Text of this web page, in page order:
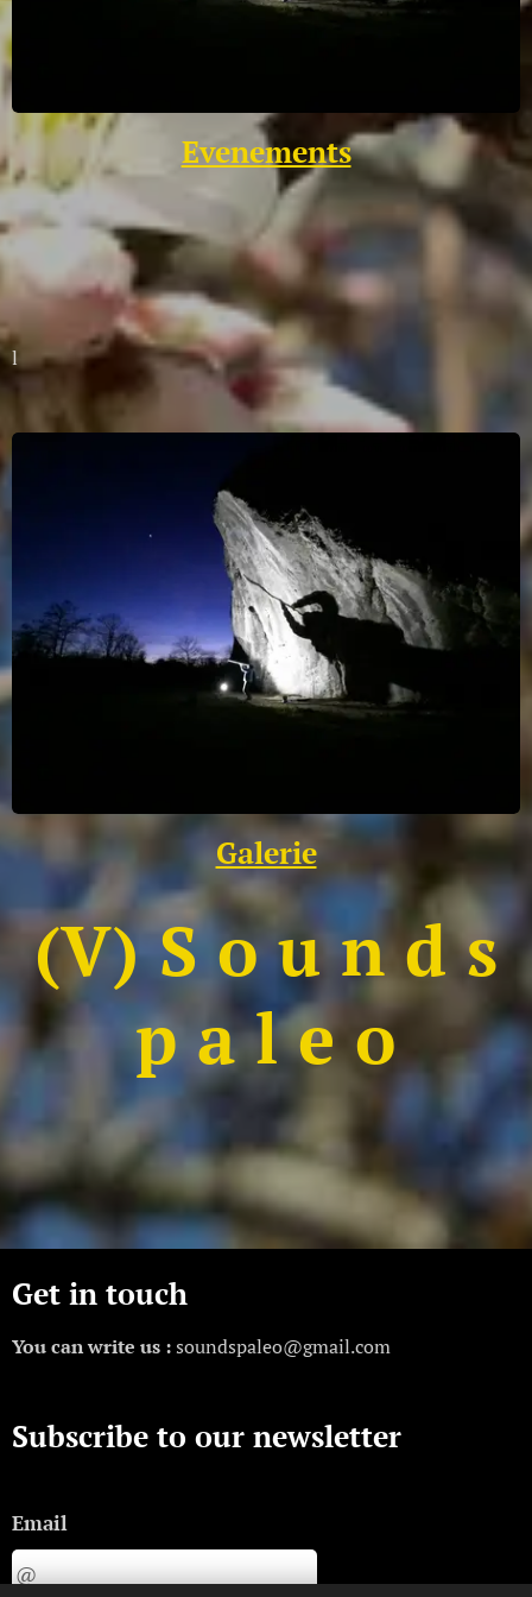
Evenements
l
Galerie
(V) S o u n d s
p a l e o
Get in touch
You can write us :soundspaleo@gmail.com
Subscribe to our newsletter
Email